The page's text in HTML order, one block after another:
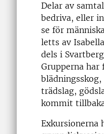
Delar av
bedriva, eller
se för
letts av
dels i
Grupperna har
trädslag,
kommit
Exkursionerna